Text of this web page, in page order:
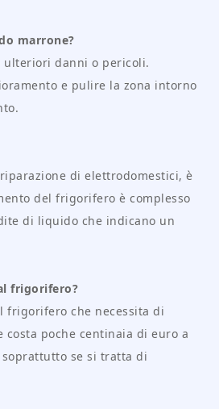
marrone?
ulteriori danni o pericoli.
e pulire la zona intorno
di elettrodomestici, è
del frigorifero è complesso
di liquido che indicano un
frigorifero?
frigorifero che necessita di
poche centinaia di euro a
se si tratta di